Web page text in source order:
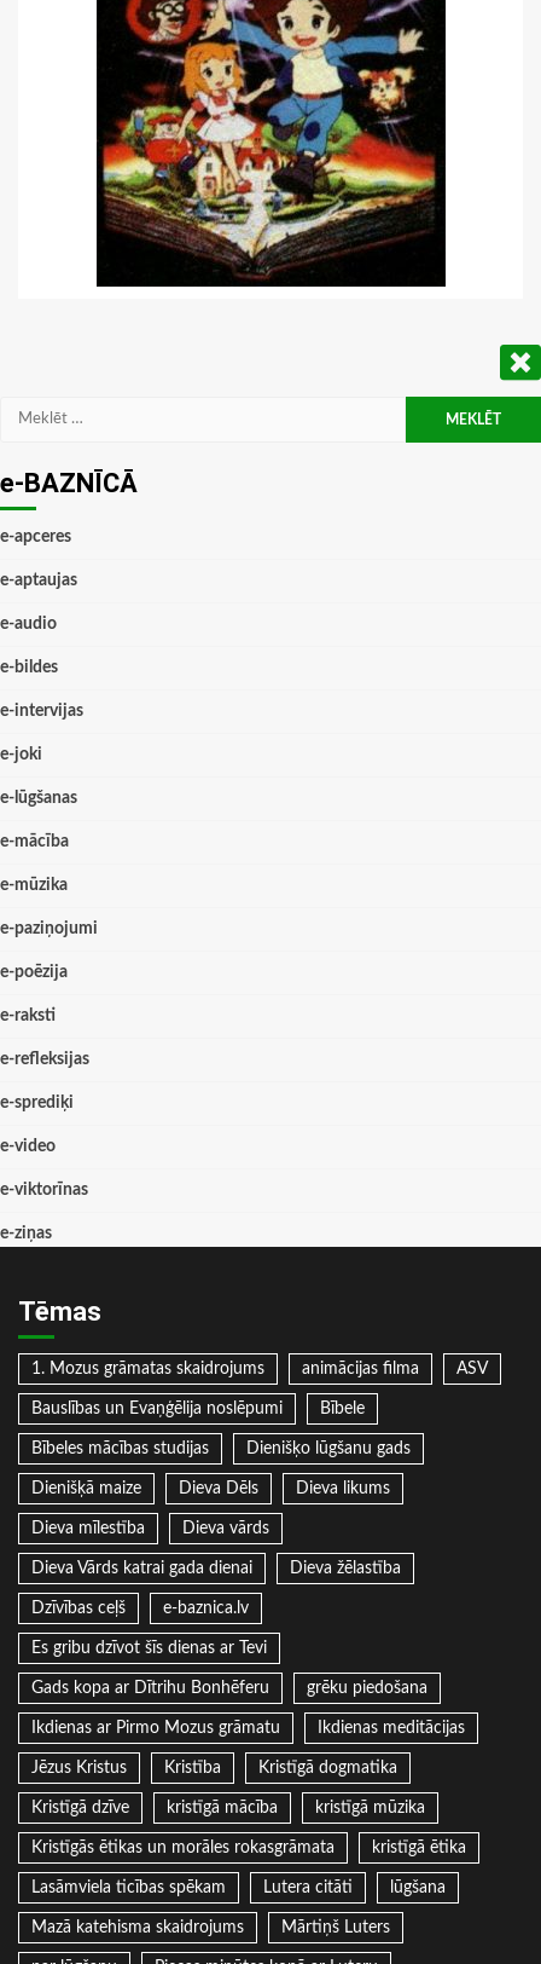
Meklēt:
e-BAZNĪCĀ
e-apceres
e-aptaujas
e-audio
e-bildes
e-intervijas
e-joki
e-lūgšanas
e-mācība
e-mūzika
e-paziņojumi
e-poēzija
e-raksti
e-refleksijas
e-sprediķi
e-video
e-viktorīnas
e-ziņas
Tēmas
1. Mozus grāmatas skaidrojums animācijas filma ASV
Bauslības un Evaņģēlija noslēpumi Bībele
Bībeles mācības studijas Dienišķo lūgšanu gads
Dienišķā maize Dieva Dēls Dieva likums
Dieva mīlestība Dieva vārds
Dieva Vārds katrai gada dienai Dieva žēlastība
Dzīvības ceļš e-baznica.lv
Es gribu dzīvot šīs dienas ar Tevi
Gads kopa ar Dītrihu Bonhēferu grēku piedošana
Ikdienas ar Pirmo Mozus grāmatu Ikdienas meditācijas
Jēzus Kristus Kristība Kristīgā dogmatika
Kristīgā dzīve kristīgā mācība kristīgā mūzika
Kristīgās ētikas un morāles rokasgrāmata kristīgā ētika
Lasāmviela ticības spēkam Lutera citāti lūgšana
Mazā katehisma skaidrojums Mārtiņš Luters